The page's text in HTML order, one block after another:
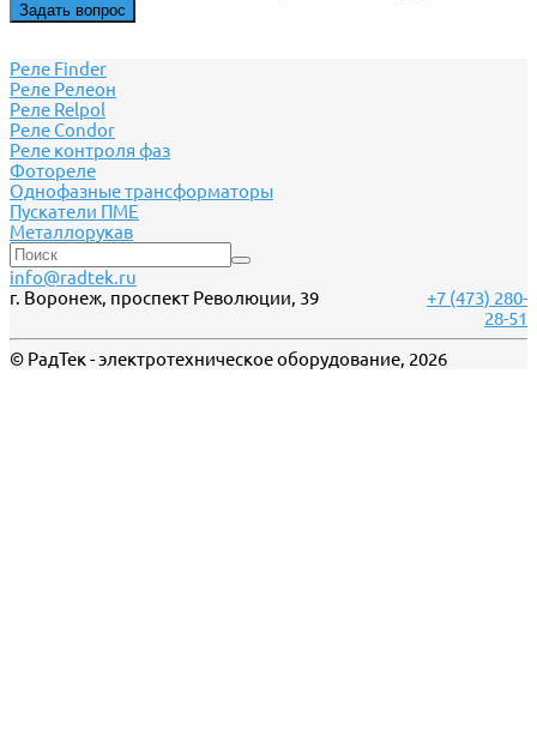
Задать вопрос
Реле Finder
Реле Релеон
Реле Relpol
Реле Сondor
Реле контроля фаз
Фотореле
Однофазные трансформаторы
Пускатели ПМЕ
Металлорукав
info@radtek.ru
г. Воронеж, проспект Революции, 39
+7 (473) 280-
28-51
© РадТек - электротехническое оборудование, 2026